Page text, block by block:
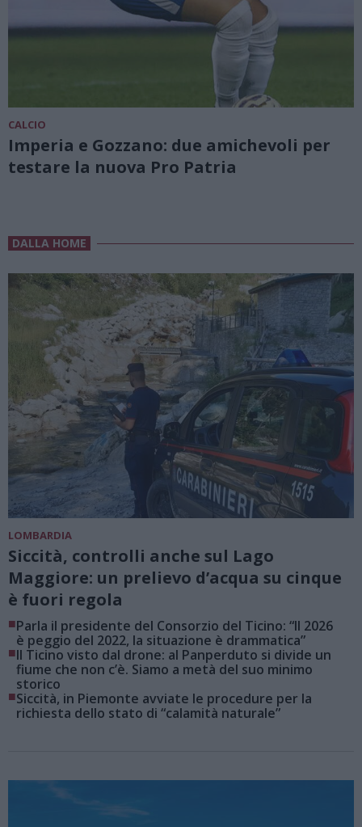
CALCIO
Imperia e Gozzano: due amichevoli per
testare la nuova Pro Patria
DALLA HOME
LOMBARDIA
Siccità, controlli anche sul Lago
Maggiore: un prelievo d’acqua su cinque
è fuori regola
■Parla il presidente del Consorzio del Ticino: “Il 2026
è peggio del 2022, la situazione è drammatica”
■Il Ticino visto dal drone: al Panperduto si divide un
fiume che non c’è. Siamo a metà del suo minimo
storico
■Siccità, in Piemonte avviate le procedure per la
richiesta dello stato di “calamità naturale”